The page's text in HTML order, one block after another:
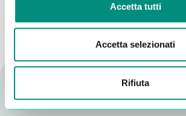
Accetta tutti
Accetta selezionati
Rifiuta